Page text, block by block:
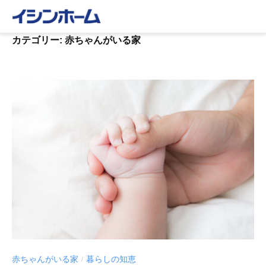
カテゴリー: 赤ちゃんがいる家
赤ちゃんがいる家 / 暮らしの知恵